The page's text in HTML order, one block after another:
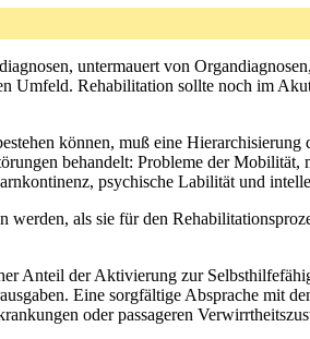
untermauert von
Umfeld. Rehabilitation sollte noch im
können, muß eine
behandelt: Probleme der
psychische Labilität und
als sie für den
Anteil der Aktivierung zur
Eine sorgfältige Absprache mit
oder passageren